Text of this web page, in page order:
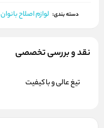
دسته بندی: لوازم اصلاح بانوان
نقد و بررسی تخصصی
تیغ عالی و با کیفیت